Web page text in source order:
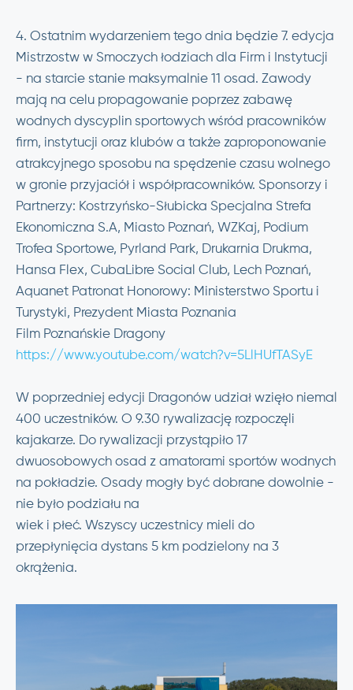
4. Ostatnim wydarzeniem tego dnia będzie 7. edycja
Mistrzostw w Smoczych łodziach dla Firm i Instytucji
- na starcie stanie maksymalnie 11 osad. Zawody
mają na celu propagowanie poprzez zabawę
wodnych dyscyplin sportowych wśród pracowników
firm, instytucji oraz klubów a także zaproponowanie
atrakcyjnego sposobu na spędzenie czasu wolnego
w gronie przyjaciół i współpracowników. Sponsorzy i
Partnerzy: Kostrzyńsko-Słubicka Specjalna Strefa
Ekonomiczna S.A, Miasto Poznań, WZKaj, Podium
Trofea Sportowe, Pyrland Park, Drukarnia Drukma,
Hansa Flex, CubaLibre Social Club, Lech Poznań,
Aquanet Patronat Honorowy: Ministerstwo Sportu i
Turystyki, Prezydent Miasta Poznania
Film Poznańskie Dragony
https://www.youtube.com/watch?v=5LlHUfTASyE
W poprzedniej edycji Dragonów udział wzięło niemal
400 uczestników. O 9.30 rywalizację rozpoczęli
kajakarze. Do rywalizacji przystąpiło 17
dwuosobowych osad z amatorami sportów wodnych
na pokładzie. Osady mogły być dobrane dowolnie -
nie było podziału na
wiek i płeć. Wszyscy uczestnicy mieli do
przepłynięcia dystans 5 km podzielony na 3
okrążenia.